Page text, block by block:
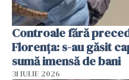
Controale fără
Florența: s-au găsit
sumă imensă de bani
31 IULIE 2026